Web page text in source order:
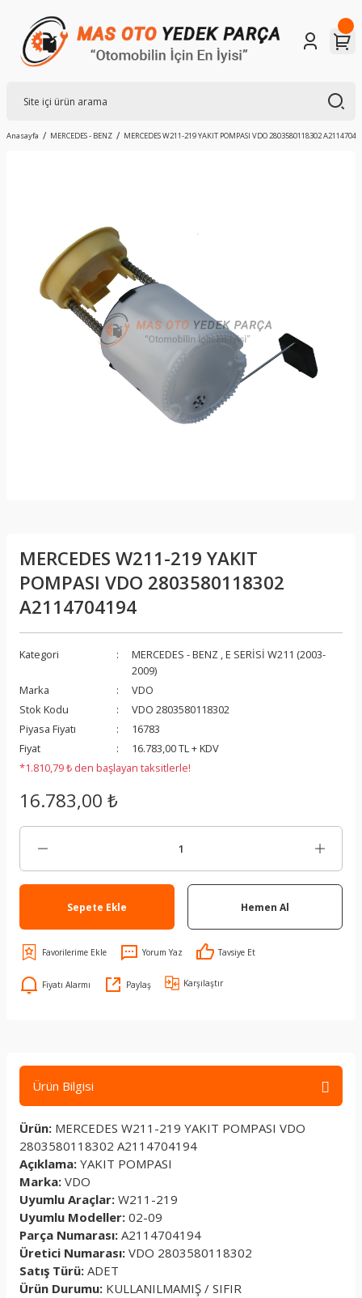
Anasayfa MERCEDES - BENZ MERCEDES W211-219 YAKIT POMPASI VDO 2803580118302
MERCEDES W211-219 YAKIT
POMPASI VDO 2803580118302
A2114704194
Kategori MERCEDES - BENZ ,E SERİSİ W211 (2003-
2009)
Marka
VDO
Stok Kodu
VDO 2803580118302
Piyasa Fiyatı
16783
Fiyat
16.783,00 TL + KDV
*1.810,79 ₺ den başlayan taksitlerle!
16.783,00 ₺
Sepete Ekle Hemen Al
Yorum Yaz Tavsiye Et
Fiyatı Alarmı Paylaş Karşılaştır
Ürün Bilgisi
Ürün: MERCEDES W211-219 YAKIT POMPASI VDO
2803580118302 A2114704194
Açıklama: YAKIT POMPASI
Marka: VDO
Uyumlu Araçlar: W211-219
Uyumlu Modeller: 02-09
Parça Numarası: A2114704194
Üretici Numarası: VDO 2803580118302
Satış Türü: ADET
Ürün Durumu: KULLANILMAMIŞ / SIFIR